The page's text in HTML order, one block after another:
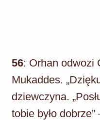
56: Orhan odwozi
Mukaddes.
dziewczyna.
tobie było